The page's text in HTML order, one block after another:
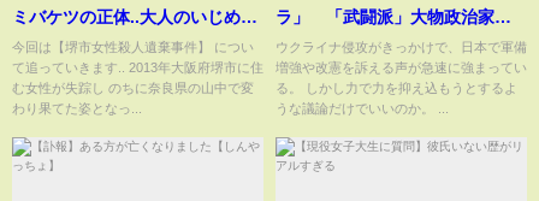
ミバケツの正体..大人のいじめの
末路＜堺市女性殺人遺棄事件＞
今回は【堺市女性殺人遺棄事件】 につい
て追っていきます.. 2013年大阪府堺市に住
む女性が失踪し のちに奈良県の山中で変
わり果てた姿となっ...
ラ」 「武闘派」大物政治家が
語った“セット論” ウクライナ
侵攻と有事法制 (22/05/06 11:00)
ウクライナ侵攻がきっかけで、日本で軍備
増強や改憲を訴える声が急速に強まってい
る。 しかし力で力を抑え込もうとするよ
うな議論だけでいいのか。 ...